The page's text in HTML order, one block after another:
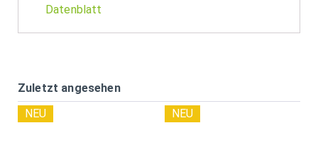
Datenblatt
Zuletzt angesehen
NEU NEU